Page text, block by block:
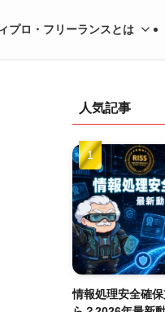
プロ・フリーランスとは
人気記事
情報処理安全確